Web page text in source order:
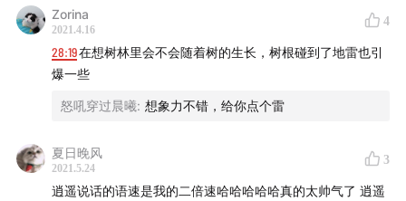
/Staff/
讲述者 | 肖遥
主播 | @寇爱哲
制作人 | @寇爱哲
文字 | 新月 爱哲
运营 | 翌辰
Zorina
2021.4.16
4
28:19在想树林里会不会随着树的生长，树根碰到了地雷也引
爆一些
怒吼穿过晨曦: 想象力不错，给你点个雷
夏日晚风
2021.5.24
3
逍遥说话的语速是我的二倍速哈哈哈哈哈真的太帅气了 逍遥